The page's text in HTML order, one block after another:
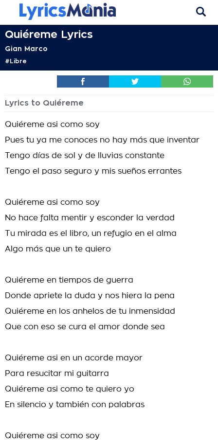
Quiéreme Lyrics
Gian Marco
#Libre
Lyrics to Quiéreme
Quiéreme asi como soy
Pues tu ya me conoces no hay más que inventar
Tengo días de sol y de lluvias constante
Tengo el paso seguro y mis sueños errantes
Quiéreme asi como soy
No hace falta mentir y esconder la verdad
Tu mirada es el libro, un refugio en el alma
Algo más que un te quiero
Quiéreme en tiempos de guerra
Donde apriete la duda y nos hiera la pena
Quiéreme en los anhelos de tu inmensidad
Que con eso se cura el amor donde sea
Quiéreme asi en un acorde mayor
Para resucitar mi guitarra
Quiéreme asi como te quiero yo
En silencio y también con palabras
Quiéreme asi como soy